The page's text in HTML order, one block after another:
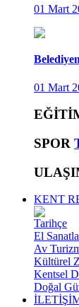
01 Mart
01 Mart
SPOR
KENT
Tarihçe
El
Av
Kültürel
Kentsel
Doğal